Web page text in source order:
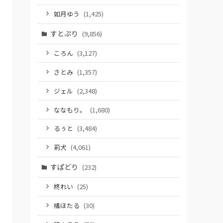
如月ゆう (1,425)
すとぷり (9,856)
ころん (3,127)
さとみ (1,357)
ジェル (2,348)
ななもり。
(1,680)
るぅと (3,484)
莉犬 (4,061)
すぱどり (232)
柊れい (25)
橘ほたる (30)